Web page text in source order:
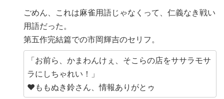
ごめん、これは麻雀用語じゃなくって、仁義なき戦い
用語だった。
第五作完結篇での市岡輝吉のセリフ。
「お前ら、かまわんけぇ、そこらの店をササラモサ
ラにしちゃれい！」
♥ももぬき鈴さん、情報ありがとゥ